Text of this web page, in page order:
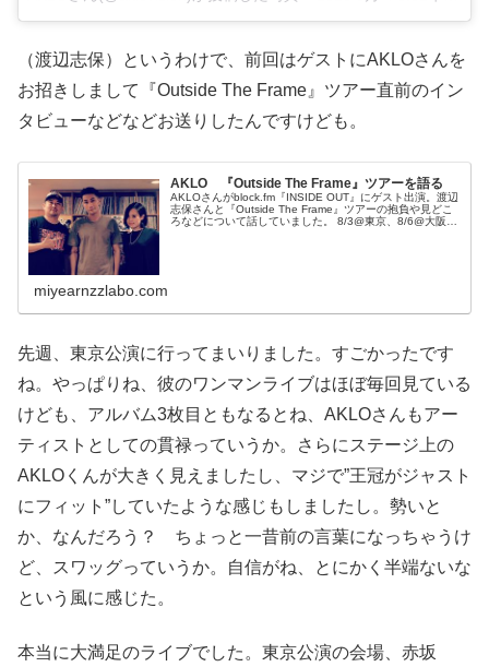
（渡辺志保）というわけで、前回はゲストにAKLOさんを
お招きしまして『Outside The Frame』ツアー直前のイン
タビューなどなどお送りしたんですけども。
AKLO 『Outside The Frame』ツアーを語る
AKLOさんがblock.fm『INSIDE OUT』にゲスト出演。渡辺
志保さんと『Outside The Frame』ツアーの抱負や見どこ
ろなどについて話していました。 8/3@東京、8/6@大阪で
miyearnzzlabo.com
先週、東京公演に行ってまいりました。すごかったです
ね。やっぱりね、彼のワンマンライブはほぼ毎回見ている
けども、アルバム3枚目ともなるとね、AKLOさんもアー
ティストとしての貫禄っていうか。さらにステージ上の
AKLOくんが大きく見えましたし、マジで”王冠がジャスト
にフィット”していたような感じもしましたし。勢いと
か、なんだろう？ ちょっと一昔前の言葉になっちゃうけ
ど、スワッグっていうか。自信がね、とにかく半端ないな
という風に感じた。
本当に大満足のライブでした。東京公演の会場、赤坂